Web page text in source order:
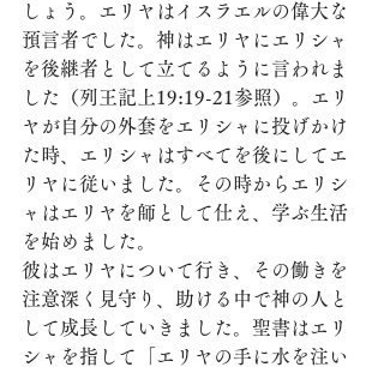
しょう。エリヤはイスラエルの偉大な
預言者でした。神はエリヤにエリシャ
を後継者として立てるように言われま
した（列王記上19:19-21参照）。エリ
ヤが自分の外套をエリシャに投げかけ
た時、エリシャはすべてを後にしてエ
リヤに従いました。その時からエリシ
ャはエリヤを師として仕え、学ぶ生活
を始めました。
彼はエリヤについて行き、その働きを
注意深く見守り、助ける中で神の人と
して成長していきました。聖書はエリ
シャを指して「エリヤの手に水を注い